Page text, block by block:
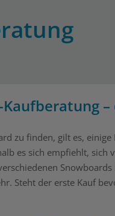
zu finden, gilt es,
es sich empfiehlt, sich
Steht der erste Kauf